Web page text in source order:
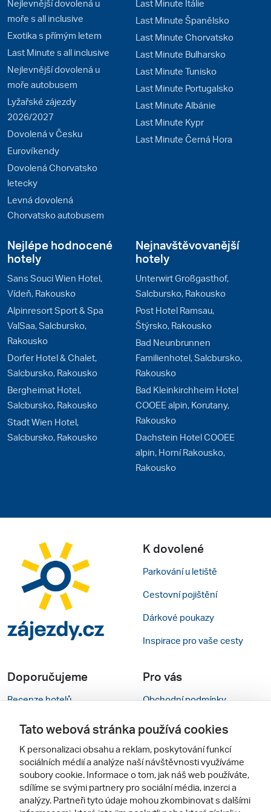
Nejlevnější dovolená u
moře s all inclusive
Exotika s přímým letem
Last Minute s all inclusive
Nejlevnější dovolená u
moře autobusem
Lyžařské zájezdy
2026/2027
Dovolená v Česku
Eurovíkendy
Dovolená Chorvatsko
letecky
Levná dovolená
Chorvatsko autobusem
Last Minute Itálie
Last Minute Španělsko
Last Minute Chorvatsko
Last Minute Bulharsko
Last Minute Tunisko
Last Minute Portugalsko
Last Minute Albánie
Last Minute Kypr
Last Minute Černá Hora
Nejlépe hodnocené
hotely
Sans Souci Wien Hotel,
Vídeň, Rakousko
Alpinresort Sport & Spa
ValSaa, Salcbursko,
Rakousko
Dorfer Hotel & Chalet,
Salcbursko, Rakousko
Bergheimat Hotel,
Salcbursko, Rakousko
Stadt Wien Hotel,
Salcbursko, Rakousko
Nejnavštěvovanější
hotely
Unterwirt Großgasthof,
Salcbursko, Rakousko
Post Hotel Ramsau,
Štýrsko, Rakousko
Bad Neunbrunnen
Familienhotel, Salcbursko,
Rakousko
Bad Kleinkirchheim Hotel
COOEE alpin, Korutany,
Rakousko
Dachstein Hotel COOEE
alpin, Horní Rakousko,
Rakousko
K dovolené
Parkování u letiště
Cestovní pojištění
Dárkové poukazy
Inspirace pro vaše cesty
Doporučujeme
Recenze hotelů
Rady na cestu
Cestovní kanceláře
Zájazdy.sk
Pro vás
Obchodní podmínky
Kontakty
Nastavení cookies
Verze webu pro PC
Sledujte nás
Tato webová stránka používá cookies
K personalizaci obsahu a reklam, poskytování funkcí
sociálních médií a analýze naší návštěvnosti využíváme
soubory cookie. Informace o tom, jak náš web používáte,
sdílíme se svými partnery pro sociální média, inzerci a
analýzy. Partneři tyto údaje mohou zkombinovat s dalšími